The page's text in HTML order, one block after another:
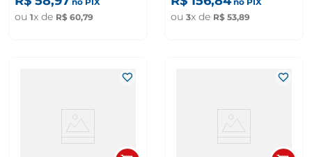
ou 1x de R$ 60,79 ou 3x de R$ 53,89